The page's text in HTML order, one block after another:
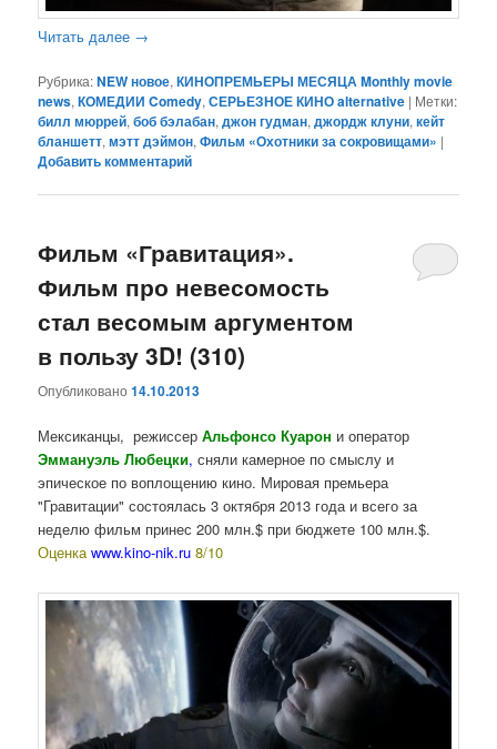
Читать далее →
Рубрика:NEW новое,КИНОПРЕМЬЕРЫ МЕСЯЦА Monthly movie
news,КОМЕДИИ Comedy,СЕРЬЕЗНОЕ КИНО alternative | Метки:
билл мюррей,боб бэлабан,джон гудман,джордж клуни,кейт
бланшетт,мэтт дэймон,Фильм «Охотники за сокровищами» |
Добавить комментарий
Фильм «Гравитация».
Фильм про невесомость
стал весомым аргументом
в пользу 3D! (310)
Опубликовано14.10.2013
Мексиканцы, режиссер Альфонсо Куарон и оператор
Эммануэль Любецки,сняли камерное по смыслу и
эпическое по воплощению кино. Мировая премьера
"Гравитации" состоялась 3 октября 2013 года и всего за
неделю фильм принес 200 млн.$ при бюджете 100 млн.$.
Оценкаwww.kino-nik.ru 8/10